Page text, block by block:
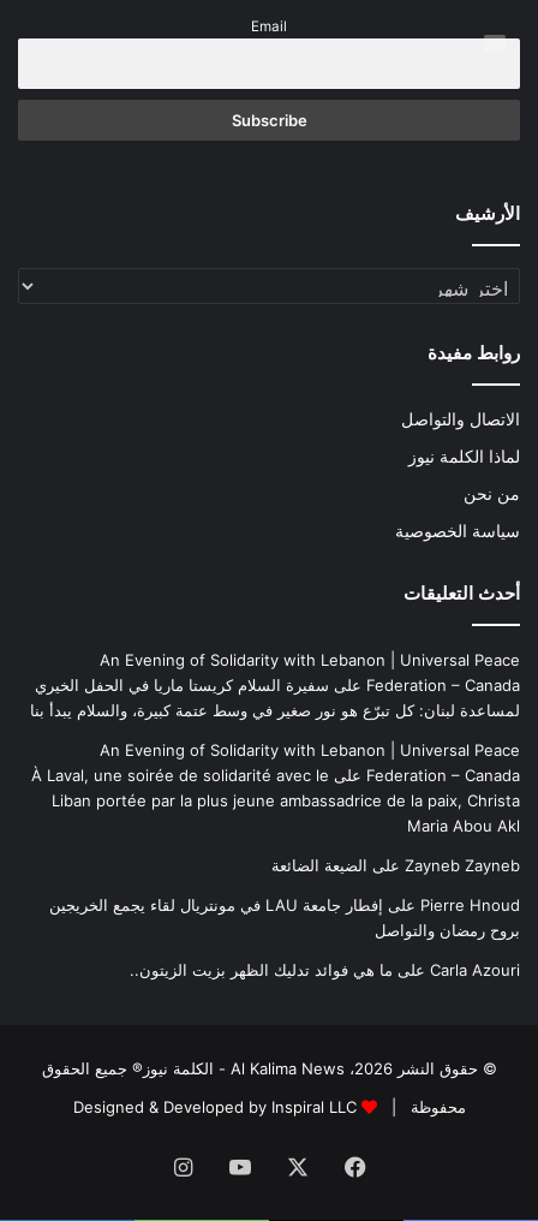
Email
الأرشيف
الأرشيف
روابط مفيدة
الاتصال والتواصل
لماذا الكلمة نيوز
من نحن
سياسة الخصوصية
أحدث التعليقات
An Evening of Solidarity with Lebanon | Universal Peace
Federation – Canada على سفيرة السلام كريستا ماريا في الحفل الخيري
لمساعدة لبنان: كل تبرّع هو نور صغير في وسط عتمة كبيرة، والسلام يبدأ بنا
An Evening of Solidarity with Lebanon | Universal Peace
Federation – Canada على À Laval, une soirée de solidarité avec le
Liban portée par la plus jeune ambassadrice de la paix, Christa
Maria Abou Akl
Zayneb Zayneb على الضيعة الضائعة
Pierre Hnoud على
إفطار جامعة LAU في مونتريال لقاء يجمع الخريجين
بروح رمضان والتواصل
Carla Azouri على ما هي فوائد تدليك الظهر بزيت الزيتون..
© حقوق النشر 2026، Al Kalima News - الكلمة نيوز® جميع الحقوق
محفوظة |
Designed & Developed by Inspiral LLC
فيسبوك ‫YouTube